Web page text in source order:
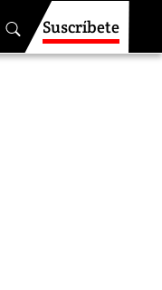
Suscríbete